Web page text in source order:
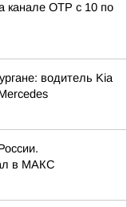
канале ОТР с 10 по
водитель Kia
в МАКС